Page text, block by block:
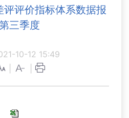
评价指标体系数据报
三季度
10-12 15:49